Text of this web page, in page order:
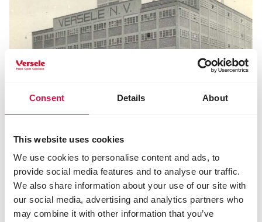
Consent Details About
This website uses cookies
We use cookies to personalise content and ads, to
provide social media features and to analyse our traffic.
We also share information about your use of our site with
our social media, advertising and analytics partners who
may combine it with other information that you’ve
A nossa história
De pequena empresa familiar a fabricante
internacional de alimentos e cuidados de qualidade